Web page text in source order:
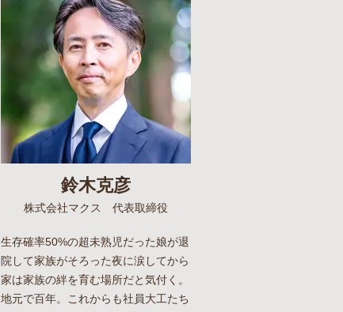
鈴木克彦
株式会社マクス 代表取締役
生存確率50%の超未熟児だった娘が退
院して家族がそろった夜に涙してから
家は家族の絆を育む場所だと気付く。
地元で百年。これからも社員大工たち